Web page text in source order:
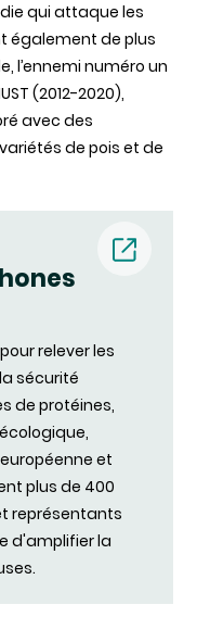
qui attaque les
également de plus
l’ennemi numéro un
(2012-2020),
avec des
de pois et de
fenêtre)
relever les
sécurité
de protéines,
et
plus de 400
représentants
d'amplifier la